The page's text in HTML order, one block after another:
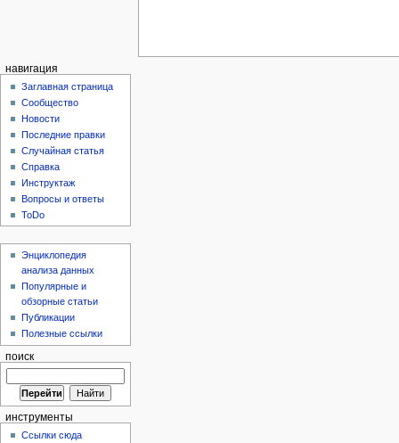
навигация
Заглавная страница
Сообщество
Новости
Последние правки
Случайная статья
Справка
Инструктаж
Вопросы и ответы
ToDo
Энциклопедия
анализа данных
Популярные и
обзорные статьи
Публикации
Полезные ссылки
поиск
инструменты
Ссылки сюда